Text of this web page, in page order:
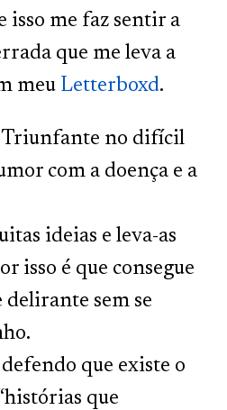
isso me faz sentir a
que me leva a
meu Letterboxd.
Triunfante no difícil
com a doença e a
ideias e leva-as
isso é que consegue
delirante sem se
defendo que existe o
que